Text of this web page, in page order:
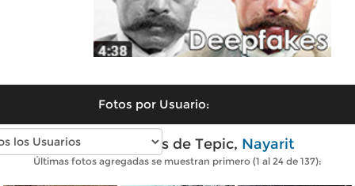
Fotos por Usuario:
Fotos antiguas de Tepic, Nayarit
Últimas fotos agregadas se muestran primero (1 al 24 de 137):